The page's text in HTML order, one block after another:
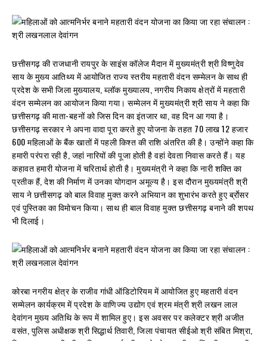
छत्तीसगढ़ की राजधानी रायपुर के साइंस कॉलेज मैदान में मुख्यमंत्री श्री विष्णुदेव
साय के मुख्य आतिथ्य में आयोजित राज्य स्तरीय महतारी वंदन सम्मेलन के साथ ही
प्रदेश के सभी जिला मुख्यालय, ब्लॉक मुख्यालय, नगरीय निकाय क्षेत्रों में महतारी
वंदन सम्मेलन का आयोजन किया गया। सम्मेलन में मुख्यमंत्री श्री साय ने कहा कि
छत्तीसगढ़ की माता-बहनों को जिस दिन का इंतजार था, वह दिन आ गया है।
छत्तीसगढ़ सरकार ने अपना वादा पूरा करते हुए योजना के तहत 70 लाख 12 हजार
600 महिलाओं के बैंक खातों में पहली किश्त की राशि अंतरित की है। उन्होंने कहा कि
हमारी परंपरा रही है, जहां नारियों की पूजा होती है वहां देवता निवास करते हैं। यह
कहावत हमारी योजना में चरितार्थ होती है। मुख्यमंत्री ने कहा कि नारी शक्ति का
प्रतीक हैं, देश की निर्माण में उनका योगदान अमूल्य है। इस दौरान मुख्यमंत्री श्री
साय ने छत्तीसगढ़ को बाल विवाह मुक्त करने अभियान का शुभारंभ करते हुए र्ब्राेसर
एवं पुस्तिका का विमोचन किया। साथ ही बाल विवाह मुक्त छत्तीसगढ़ बनाने की शपथ
भी दिलाई।
कोरबा नगरीय क्षेत्र के राजीव गांधी ऑडिटोरियम में आयोजित हुए महतारी वंदन
सम्मेलन कार्यक्रम में प्रदेश के वाणिज्य उद्योग एवं श्रम मंत्री श्री लखन लाल
देवांगन मुख्य अतिथि के रूप में शामिल हुए। इस अवसर पर कलेक्टर श्री अजीत
वसंत, पुलिस अधीक्षक श्री सिद्धार्थ तिवारी, जिला पंचायत सीईओ श्री संबित मिश्रा,